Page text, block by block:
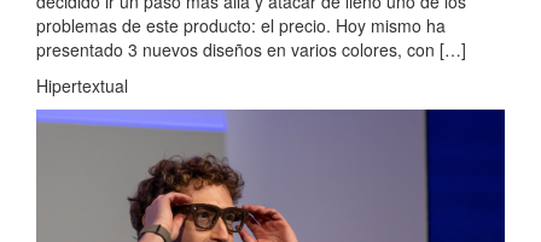
problemas de este producto: el precio. Hoy mismo ha
presentado 3 nuevos diseños en varios colores, con […]
Hipertextual